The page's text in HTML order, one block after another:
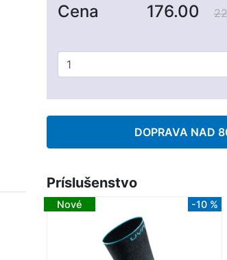
Cena 176.00
DOPRAVA NAD
Príslušenstvo
Nové -10 %